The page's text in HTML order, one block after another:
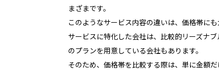
まざまです。
このようなサービス内容の違いは、価格帯に
サービスに特化した会社は、比較的リーズナ
のプランを用意している会社もあります。
そのため、価格帯を比較する際は、単に金額